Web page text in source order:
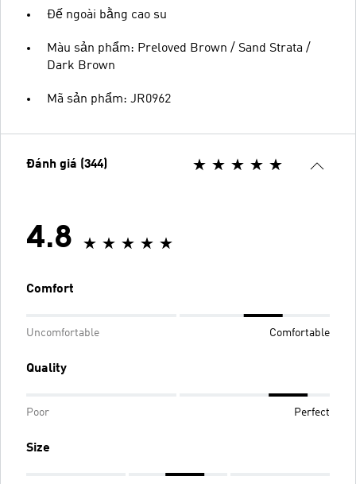
Đế ngoài bằng cao su
Màu sản phẩm: Preloved Brown / Sand Strata /
Dark Brown
Mã sản phẩm: JR0962
Đánh giá (344)
4.8
Comfort
Uncomfortable Comfortable
Quality
Poor Perfect
Size